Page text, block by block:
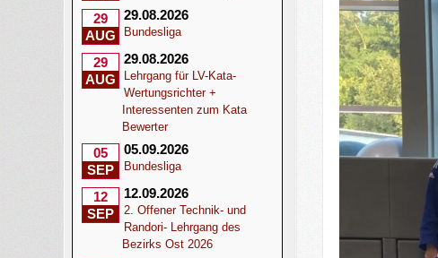
29
AUG
29.08.2026
Bundesliga
29
AUG
29.08.2026
Lehrgang für LV-Kata-
Wertungsrichter +
Interessenten zum Kata
Bewerter
05
SEP
05.09.2026
Bundesliga
12
SEP
12.09.2026
2. Offener Technik- und
Randori- Lehrgang des
Bezirks Ost 2026